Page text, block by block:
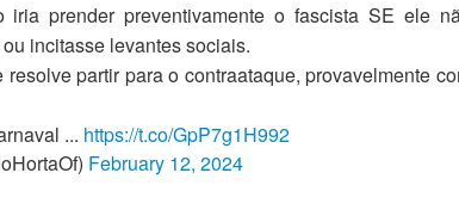
prender preventivamente o fascista SE ele
incitasse levantes sociais.
partir para o contraataque, provavelmente
... https://t.co/GpP7g1H992
February 12, 2024